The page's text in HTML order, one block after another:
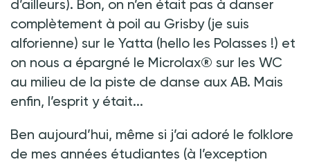
d’ailleurs). Bon, on n’en était pas à danser
complètement à poil au Grisby (je suis
alforienne) sur le Yatta (hello les Polasses !) et
on nous a épargné le Microlax® sur les WC
au milieu de la piste de danse aux AB. Mais
enfin, l’esprit y était...
Ben aujourd’hui, même si j’ai adoré le folklore
de mes années étudiantes (à l’exception